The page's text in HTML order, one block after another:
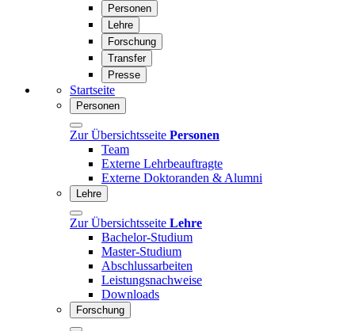
Personen
Lehre
Forschung
Transfer
Presse
Startseite
Personen
Zur Übersichtsseite Personen
Team
Externe Lehrbeauftragte
Externe Doktoranden & Alumni
Lehre
Zur Übersichtsseite Lehre
Bachelor-Studium
Master-Studium
Abschlussarbeiten
Leistungsnachweise
Downloads
Forschung